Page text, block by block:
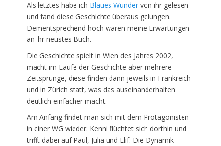
Als letztes habe ich Blaues Wunder von ihr gelesen
und fand diese Geschichte überaus gelungen.
Dementsprechend hoch waren meine Erwartungen
an ihr neustes Buch.
Die Geschichte spielt in Wien des Jahres 2002,
macht im Laufe der Geschichte aber mehrere
Zeitsprünge, diese finden dann jeweils in Frankreich
und in Zürich statt, was das auseinanderhalten
deutlich einfacher macht.
Am Anfang findet man sich mit dem Protagonisten
in einer WG wieder. Kenni flüchtet sich dorthin und
trifft dabei auf Paul, Julia und Elif. Die Dynamik